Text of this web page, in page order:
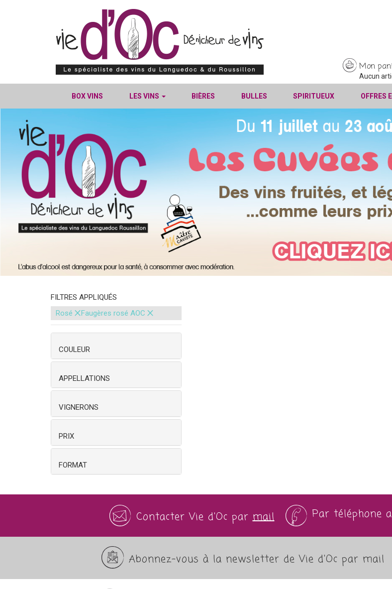
Mon
Aucun
BOX VINS LES VINS BIÈRES BULLES SPIRITUEUX OFFRES
FILTRES APPLIQUÉS
Rosé ×Faugères rosé AOC ×
COULEUR
APPELLATIONS
VIGNERONS
PRIX
FORMAT
Contacter Vie d'Oc parmail Par téléphone
Abonnez-vous à la newsletter de Vie d'Oc par mail